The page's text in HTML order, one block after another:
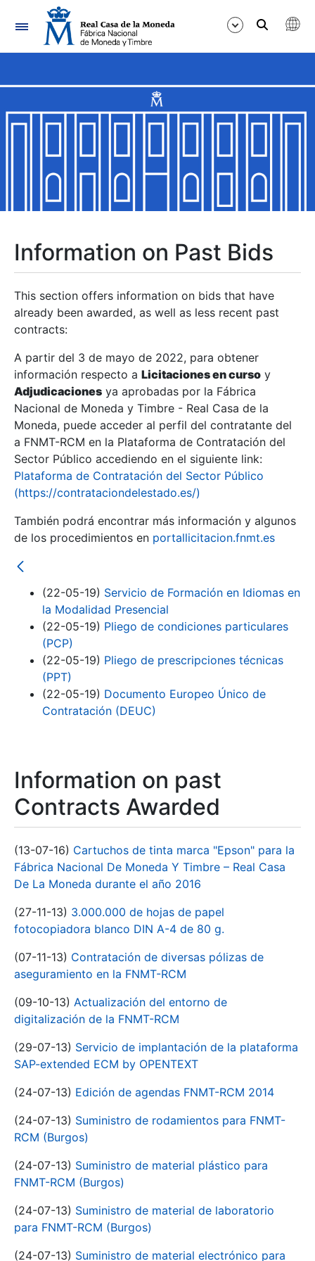
Navigation
Show/Hide
Show/Hide
Show/Hide
Show/Hide
Show/Hide
Show/Hide
Information on Past Bids
This section offers information on bids that have
already been awarded, as well as less recent past
contracts:
A partir del 3 de mayo de 2022, para obtener
información respecto a Licitaciones en curso y
Adjudicaciones ya aprobadas por la Fábrica
Nacional de Moneda y Timbre - Real Casa de la
Moneda, puede acceder al perfil del contratante del
a FNMT-RCM en la Plataforma de Contratación del
Sector Público accediendo en el siguiente link:
Plataforma de Contratación del Sector Público
(https://contrataciondelestado.es/)
También podrá encontrar más información y algunos
de los procedimientos en portallicitacion.fnmt.es
(22-05-19) Servicio de Formación en Idiomas en
la Modalidad Presencial
(22-05-19) Pliego de condiciones particulares
(PCP)
(22-05-19) Pliego de prescripciones técnicas
(PPT)
(22-05-19) Documento Europeo Único de
Contratación (DEUC)
Information on past
Contracts Awarded
(13-07-16) Cartuchos de tinta marca "Epson" para la
Fábrica Nacional De Moneda Y Timbre – Real Casa
De La Moneda durante el año 2016
(27-11-13) 3.000.000 de hojas de papel
fotocopiadora blanco DIN A-4 de 80 g.
(07-11-13) Contratación de diversas pólizas de
aseguramiento en la FNMT-RCM
(09-10-13) Actualización del entorno de
digitalización de la FNMT-RCM
(29-07-13) Servicio de implantación de la plataforma
SAP-extended ECM by OPENTEXT
(24-07-13) Edición de agendas FNMT-RCM 2014
(24-07-13) Suministro de rodamientos para FNMT-
RCM (Burgos)
(24-07-13) Suministro de material plástico para
FNMT-RCM (Burgos)
(24-07-13) Suministro de material de laboratorio
para FNMT-RCM (Burgos)
(24-07-13) Suministro de material electrónico para